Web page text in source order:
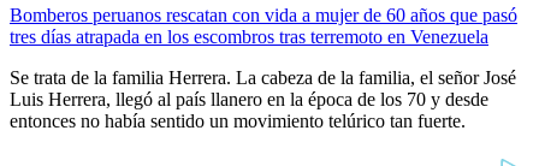
Bomberos peruanos rescatan con vida a mujer de 60 años que pasó
tres días atrapada en los escombros tras terremoto en Venezuela
Se trata de la familia Herrera. La cabeza de la familia, el señor José
Luis Herrera, llegó al país llanero en la época de los 70 y desde
entonces no había sentido un movimiento telúrico tan fuerte.